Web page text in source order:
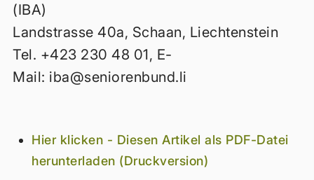
(IBA)
Landstrasse 40a, Schaan, Liechtenstein
Tel. +423 230 48 01, E-
Mail: iba@seniorenbund.li
Hier klicken - Diesen Artikel als PDF-Datei
herunterladen (Druckversion)